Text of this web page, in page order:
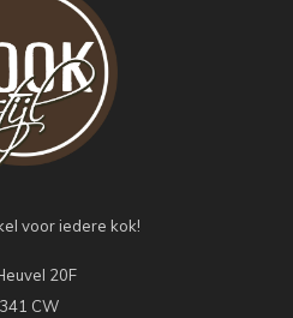
voor iedere kok!
20F
CW